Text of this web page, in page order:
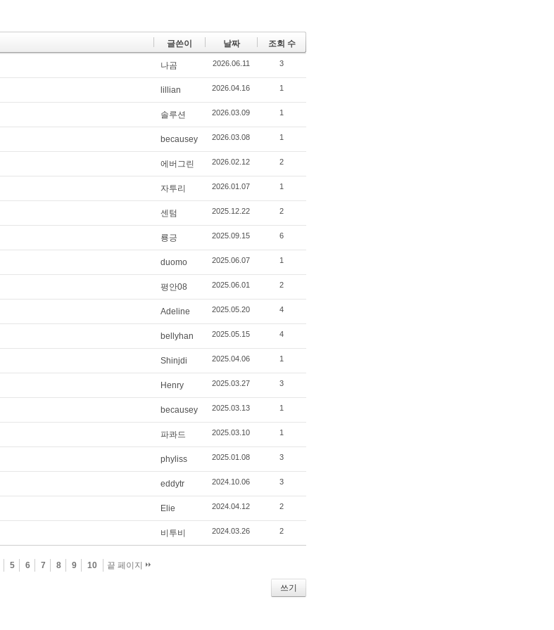
글쓴이 날짜 조회 수
나곰 2026.06.11 3
lillian 2026.04.16 1
솔루션 2026.03.09 1
becausey 2026.03.08 1
에버그린 2026.02.12 2
자투리 2026.01.07 1
센텀 2025.12.22 2
룡긍 2025.09.15 6
duomo 2025.06.07 1
평안08 2025.06.01 2
Adeline 2025.05.20 4
bellyhan 2025.05.15 4
Shinjdi 2025.04.06 1
Henry 2025.03.27 3
becausey 2025.03.13 1
파콰드 2025.03.10 1
phyliss 2025.01.08 3
eddytr 2024.10.06 3
Elie 2024.04.12 2
비투비 2024.03.26 2
5 6 7 8 9 10 끝 페이지
쓰기